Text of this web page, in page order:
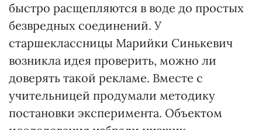
быстро расщепляются в воде до простых
безвредных соединений. У
старшеклассницы Марийки Синькевич
возникла идея проверить, можно ли
доверять такой рекламе. Вместе с
учительницей продумали методику
постановки эксперимента. Объектом